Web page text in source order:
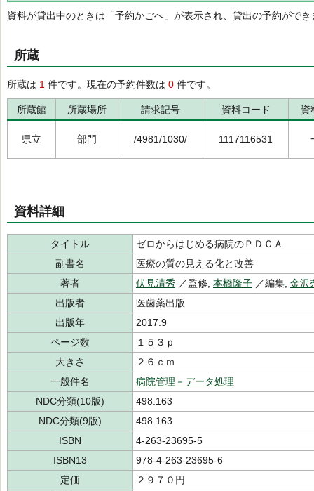
資料が貸出中のときは「予約かごへ」が表示され、貸出の予約ができ
所蔵
所蔵は 1 件です。現在の予約件数は 0 件です。
所蔵館 所蔵場所 請求記号 資料コード 資
県立 部門 /4981/1030/ 1117116531
資料詳細
タイトル
ゼロからはじめる病院のＰＤＣＡ
副書名
医療の質の見える化と改善
著者
伏見清秀 ／監修, 本橋隆子 ／編集, 金沢
出版者
医歯薬出版
出版年
2017.9
ページ数
１５３ｐ
大きさ
２６ｃｍ
一般件名
病院管理－データ処理
NDC分類(10版)
498.163
NDC分類(9版)
498.163
ISBN
4-263-23695-5
ISBN13
978-4-263-23695-6
定価
２９７０円